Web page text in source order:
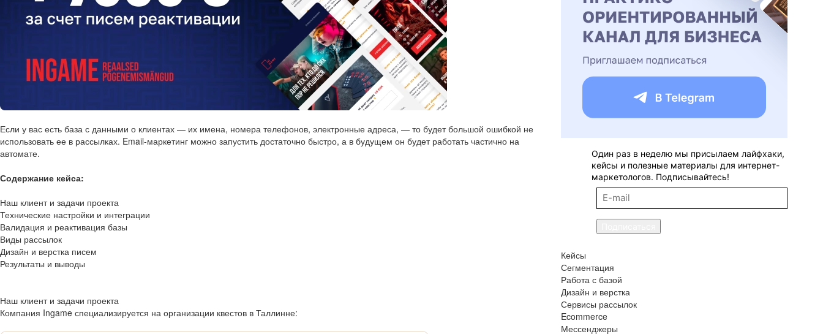
Если у вас есть база с данными о клиентах — их имена, номера телефонов, электронные адреса, — то будет большой ошибкой не
использовать ее в рассылках. Email-маркетинг можно запустить достаточно быстро, а в будущем он будет работать частично на
автомате.
Содержание кейса:
Наш клиент и задачи проекта
Технические настройки и интеграции
Валидация и реактивация базы
Виды рассылок
Дизайн и верстка писем
Результаты и выводы
Наш клиент и задачи проекта
Компания Ingame специализируется на организации квестов в Таллинне:
Один раз в неделю мы присылаем лайфхаки,
кейсы и полезные материалы для интернет-
маркетологов. Подписывайтесь!
Кейсы
Сегментация
Работа с базой
Дизайн и верстка
Сервисы рассылок
Ecommerce
Мессенджеры